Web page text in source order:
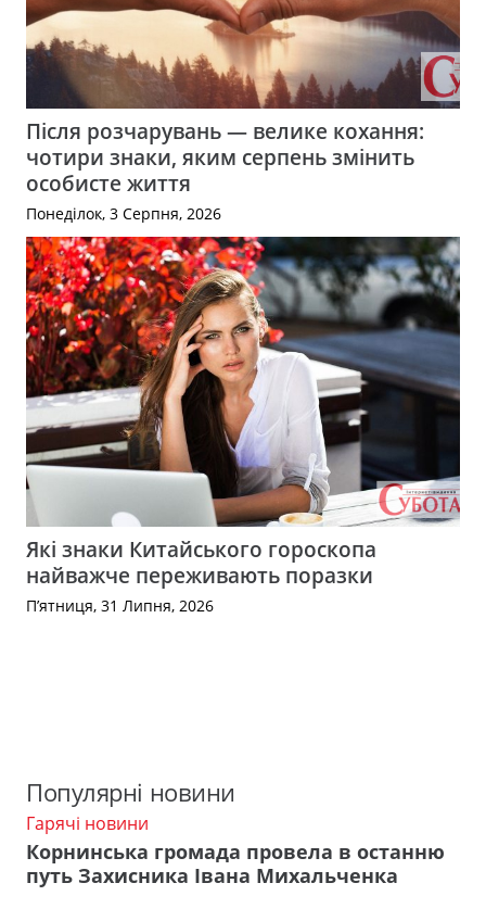
Після розчарувань — велике кохання:
чотири знаки, яким серпень змінить
особисте життя
Понеділок, 3 Серпня, 2026
Які знаки Китайського гороскопа
найважче переживають поразки
П’ятниця, 31 Липня, 2026
Популярні новини
Гарячі новини
Корнинська громада провела в останню
путь Захисника Івана Михальченка